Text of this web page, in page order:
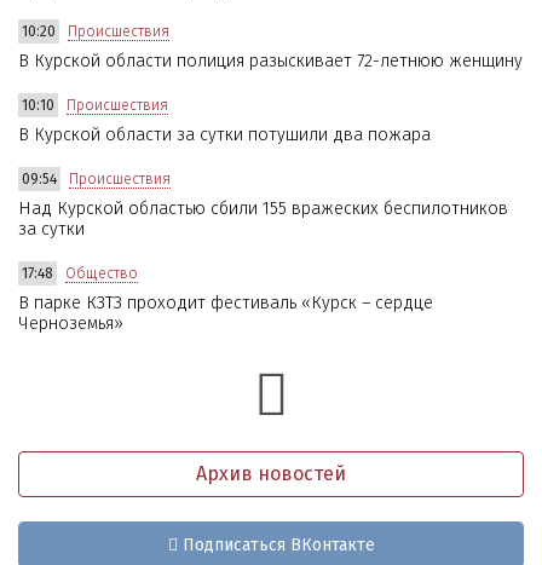
10:20 Происшествия
В Курской области полиция разыскивает 72-летнюю женщину
10:10 Происшествия
В Курской области за сутки потушили два пожара
09:54 Происшествия
Над Курской областью сбили 155 вражеских беспилотников
за сутки
17:48 Общество
В парке КЗТЗ проходит фестиваль «Курск – сердце
Черноземья»
Архив новостей
Подписаться ВКонтакте